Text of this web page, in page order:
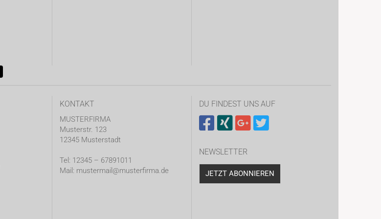
KONTAKT
MUSTERFIRMA
Musterstr. 123
12345 Musterstadt
Tel: 12345 – 67891011
Mail: mustermail@musterfirma.de
DU FINDEST UNS AUF
NEWSLETTER
JETZT ABONNIEREN